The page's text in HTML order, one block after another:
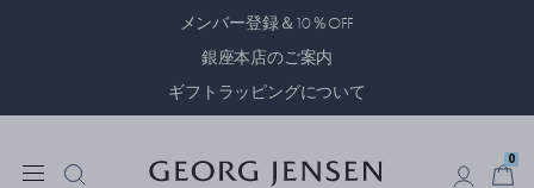
メンバー登録＆10％OFF
銀座本店のご案内
ギフトラッピングについて
0